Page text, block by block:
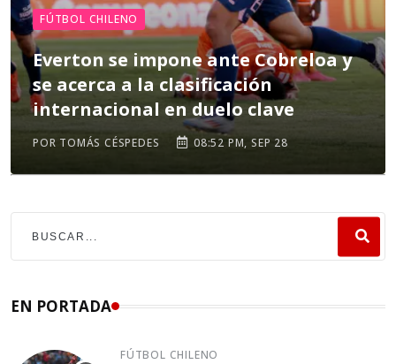
FÚTBOL CHILENO
Everton se impone ante Cobreloa y
se acerca a la clasificación
internacional en duelo clave
POR TOMÁS CÉSPEDES 08:52 PM, SEP 28
EN PORTADA
FÚTBOL CHILENO